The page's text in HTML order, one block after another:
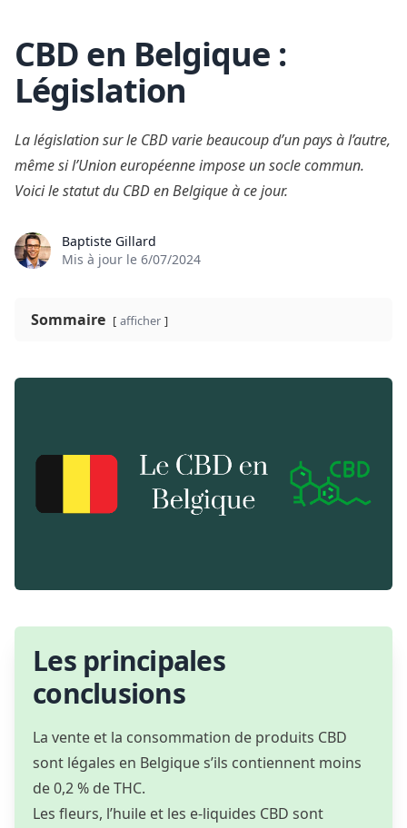
Skip to content
CBD en Belgique :
Législation
La législation sur le CBD varie beaucoup d’un pays à l’autre,
même si l’Union européenne impose un socle commun.
Voici le statut du CBD en Belgique à ce jour.
Baptiste Gillard
Mis à jour le 6/07/2024
Sommaire afficher
Les principales
conclusions
La vente et la consommation de produits CBD
sont légales en Belgique s’ils contiennent moins
de 0,2 % de THC.
Les fleurs, l’huile et les e-liquides CBD sont